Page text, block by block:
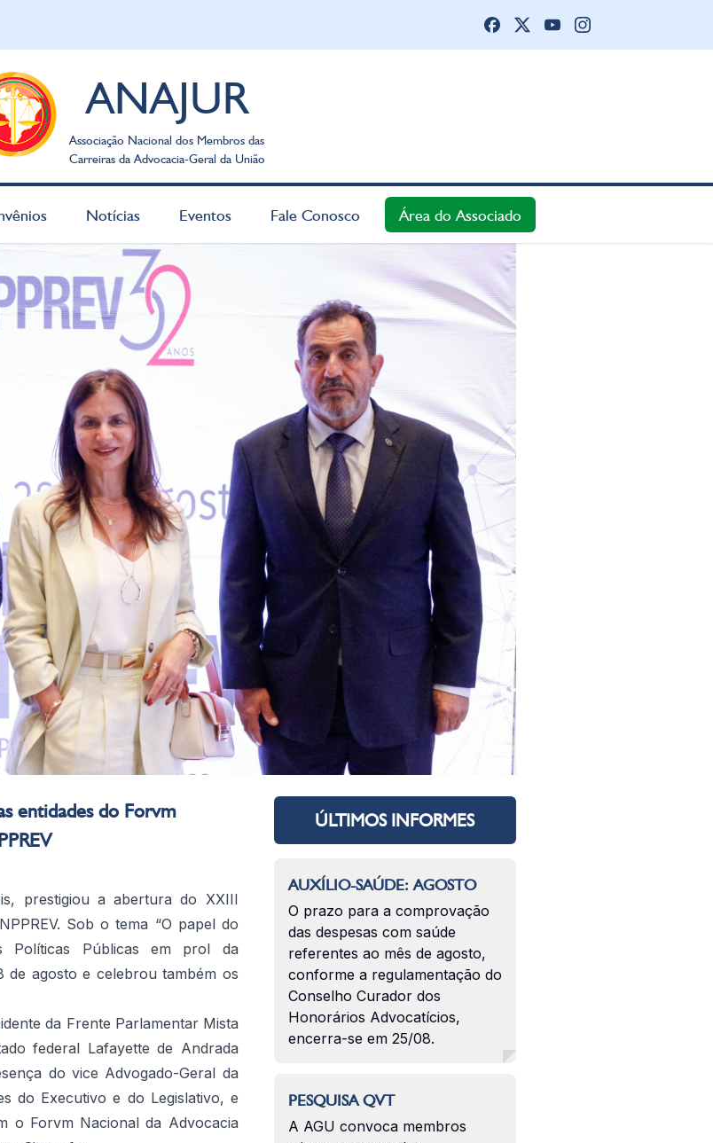
ANAJUR
Associação Nacional dos Membros das
Carreiras da Advocacia-Geral da União
Notícias Eventos Fale Conosco Área do Associado
entidades do Forvm
prestigiou a abertura do XXIII
Sob o tema “O papel do
Políticas Públicas em prol da
de agosto e celebrou também os
da Frente Parlamentar Mista
federal Lafayette de Andrada
do vice Advogado-Geral da
do Executivo e do Legislativo, e
o Forvm Nacional da Advocacia
ÚLTIMOS INFORMES
AUXÍLIO-SAÚDE: AGOSTO
O prazo para a comprovação
das despesas com saúde
referentes ao mês de agosto,
conforme a regulamentação do
Conselho Curador dos
Honorários Advocatícios,
encerra-se em 25/08.
PESQUISA QVT
A AGU convoca membros